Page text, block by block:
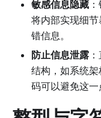
敏感信息隐藏
将内部实现细
错信息。
防止信息泄露
结构，如系统
码可以避免这一